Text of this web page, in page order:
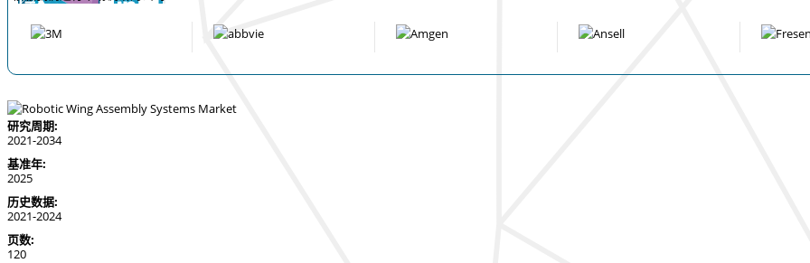
研究周期:
2021-2034
基准年:
2025
历史数据:
2021-2024
页数:
120